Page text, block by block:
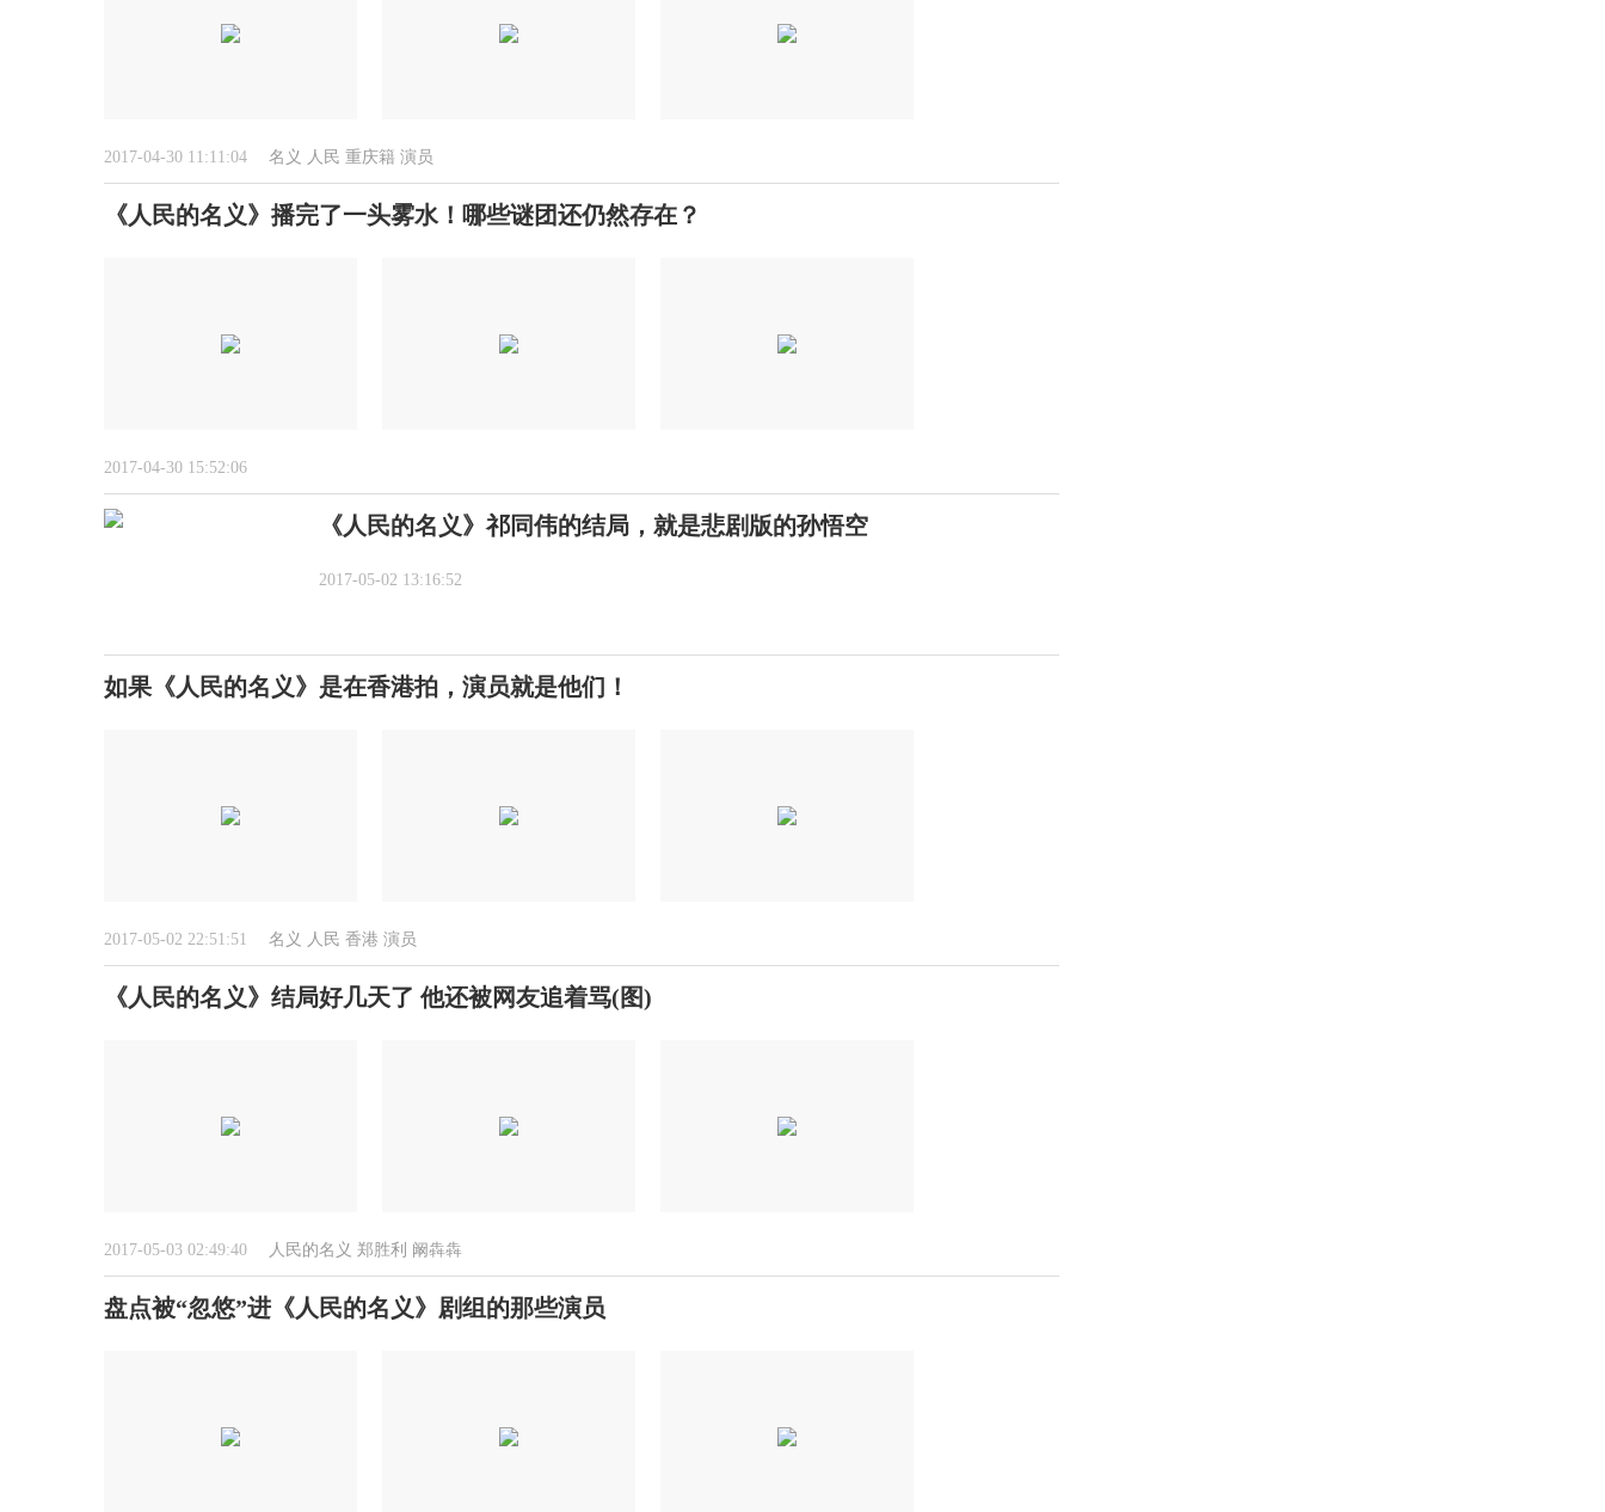
2017-04-30 11:11:04 名义 人民 重庆籍 演员
《人民的名义》播完了一头雾水！哪些谜团还仍然存在？
2017-04-30 15:52:06
《人民的名义》祁同伟的结局，就是悲剧版的孙悟空
2017-05-02 13:16:52
如果《人民的名义》是在香港拍，演员就是他们！
2017-05-02 22:51:51 名义 人民 香港 演员
《人民的名义》结局好几天了 他还被网友追着骂(图)
2017-05-03 02:49:40 人民的名义 郑胜利 阚犇犇
盘点被“忽悠”进《人民的名义》剧组的那些演员